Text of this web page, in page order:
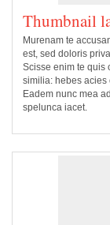
Thumbnail
Murenam te
est, sed doloris
Scisse enim te quis
similia: hebes acies
Eadem nunc mea
spelunca iacet.